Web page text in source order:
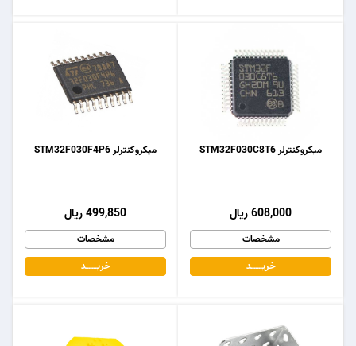
میکروکنترلر STM32F030F4P6
499,850 ریال
مشخصات
خریـــــــد
میکروکنترلر STM32F030C8T6
608,000 ریال
مشخصات
خریـــــــد